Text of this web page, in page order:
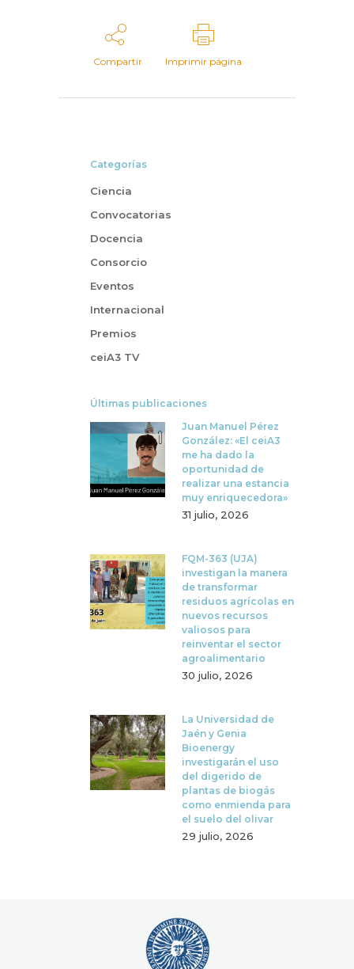
Compartir Imprimir página
Categorías
Ciencia
Convocatorias
Docencia
Consorcio
Eventos
Internacional
Premios
ceiA3 TV
Últimas publicaciones
Juan Manuel Pérez
González: «El ceiA3
me ha dado la
oportunidad de
realizar una estancia
muy enriquecedora»
31 julio, 2026
FQM-363 (UJA)
investigan la manera
de transformar
residuos agrícolas en
nuevos recursos
valiosos para
reinventar el sector
agroalimentario
30 julio, 2026
La Universidad de
Jaén y Genia
Bioenergy
investigarán el uso
del digerido de
plantas de biogás
como enmienda para
el suelo del olivar
29 julio, 2026